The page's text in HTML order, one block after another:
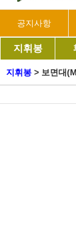
공지사항
지휘봉
지휘봉 > 보면대